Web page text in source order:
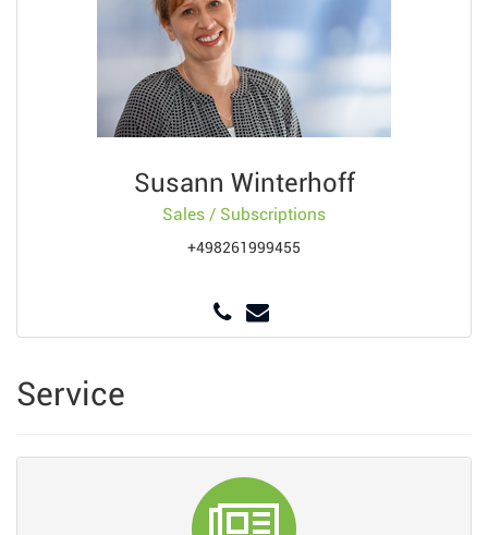
Susann Winterhoff
Sales / Subscriptions
+498261999455
Service